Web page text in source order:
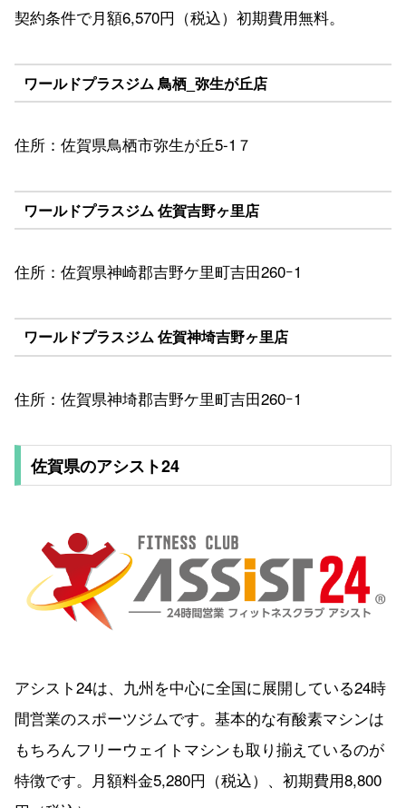
契約条件で月額6,570円（税込）初期費用無料。
ワールドプラスジム 鳥栖_弥生が丘店
住所：佐賀県鳥栖市弥生が丘5-1７
ワールドプラスジム 佐賀吉野ヶ里店
住所：佐賀県神崎郡吉野ケ里町吉田260ｰ1
ワールドプラスジム 佐賀神埼吉野ヶ里店
住所：佐賀県神埼郡吉野ケ里町吉田260ｰ1
佐賀県のアシスト24
アシスト24は、九州を中心に全国に展開している24時
間営業のスポーツジムです。基本的な有酸素マシンは
もちろんフリーウェイトマシンも取り揃えているのが
特徴です。月額料金5,280円（税込）、初期費用8,800